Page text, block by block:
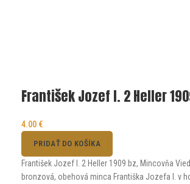
František Jozef I. 2 Heller
4.00 €
PRIDAŤ DO KOŠÍKA
František Jozef I. 2 Heller 1909 bz, Mincovňa
bronzová, obehová minca Františka Jozefa I. v